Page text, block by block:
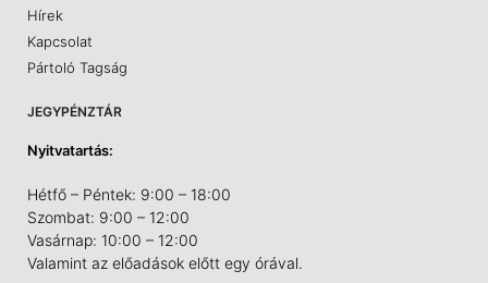
Hírek
Kapcsolat
Pártoló Tagság
JEGYPÉNZTÁR
Nyitvatartás:
Hétfő – Péntek: 9:00 – 18:00
Szombat: 9:00 – 12:00
Vasárnap: 10:00 – 12:00
Valamint az előadások előtt egy órával.